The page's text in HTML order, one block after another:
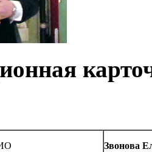
Звонова